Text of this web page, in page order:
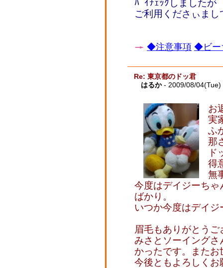
ﾊﾟｲﾁｪｯｸしました
ご利用くださぃま
◆注意事項 ◆ビー
Re: 東京都のドッ君
はるか- 2009/08/
お
実
ふ
那
ド
得
無
今度はデイジーち
ばかり。
いつか今度はデイ
眉毛もありがとう
みさとソーイング
かったです。また
今後ともよろしくお